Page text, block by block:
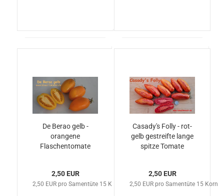
De Berao gelb -
orangene
Flaschentomate
2,50 EUR
2,50 EUR pro Samentüte 15 Korn
Casady's Folly - rot-
gelb gestreifte lange
spitze Tomate
2,50 EUR
2,50 EUR pro Samentüte 15 Korn